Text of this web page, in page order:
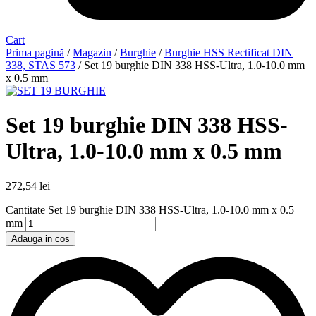
Cart
Prima pagină /Magazin /Burghie /Burghie HSS Rectificat DIN
338, STAS 573 / Set 19 burghie DIN 338 HSS-Ultra, 1.0-10.0 mm
x 0.5 mm
Set 19 burghie DIN 338 HSS-
Ultra, 1.0-10.0 mm x 0.5 mm
272,54 lei
Cantitate Set 19 burghie DIN 338 HSS-Ultra, 1.0-10.0 mm x 0.5
mm
Adauga in cos